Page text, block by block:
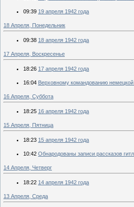
09:39 19 апреля 1942 года
18 Апреля, Понедельник
09:38 18 апреля 1942 года
17 Апреля, Воскресенье
18:26 17 апреля 1942 года
16:04 Верховному командованию
16 Апреля, Суббота
18:25 16 апреля 1942 года
15 Апреля, Пятница
18:23 15 апреля 1942 года
10:42 Обнародованы записи рассказов
14 Апреля, Четверг
18:22 14 апреля 1942 года
13 Апреля, Среда